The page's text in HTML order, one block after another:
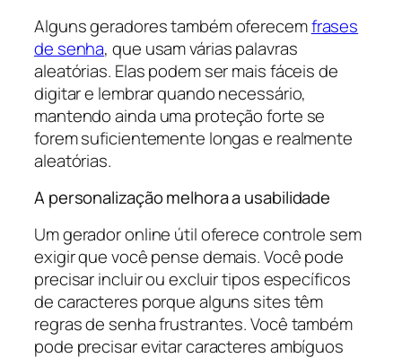
Alguns geradores também oferecemfrases
de senha, que usam várias palavras
aleatórias. Elas podem ser mais fáceis de
digitar e lembrar quando necessário,
mantendo ainda uma proteção forte se
forem suficientemente longas e realmente
aleatórias.
A personalização melhora a usabilidade
Um gerador online útil oferece controle sem
exigir que você pense demais. Você pode
precisar incluir ou excluir tipos específicos
de caracteres porque alguns sites têm
regras de senha frustrantes. Você também
pode precisar evitar caracteres ambíguos